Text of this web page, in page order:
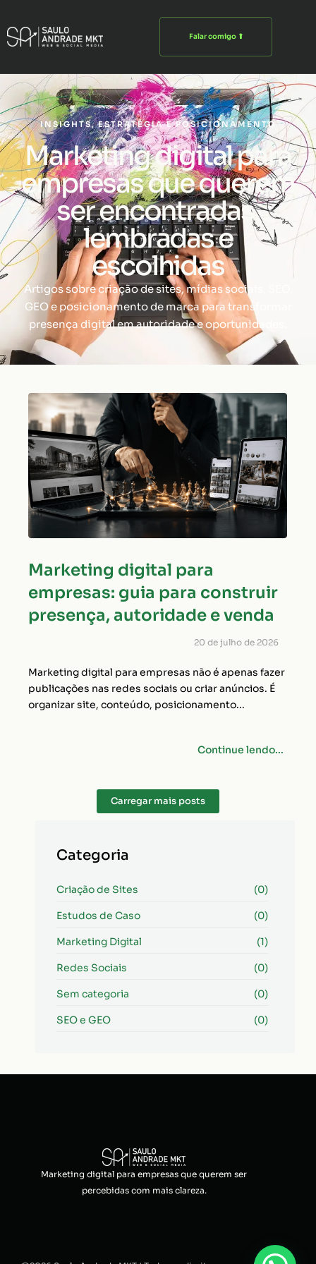
Falar comigo ⬆
INSIGHTS, ESTRATÉGIA E POSICIONAMENTO
Marketing digital para
empresas que querem
ser encontradas,
lembradas e
escolhidas
Artigos sobre criação de sites, mídias sociais, SEO,
GEO e posicionamento de marca para transformar
presença digital em autoridade e oportunidades.
Marketing digital para
empresas: guia para construir
presença, autoridade e venda
20 de julho de 2026
Marketing digital para empresas não é apenas fazer
publicações nas redes sociais ou criar anúncios. É
organizar site, conteúdo, posicionamento...
Continue lendo...
Carregar mais posts
Categoria
Criação de Sites (0)
Estudos de Caso (0)
Marketing Digital (1)
Redes Sociais (0)
Sem categoria (0)
SEO e GEO (0)
Marketing digital para empresas que querem ser
percebidas com mais clareza.